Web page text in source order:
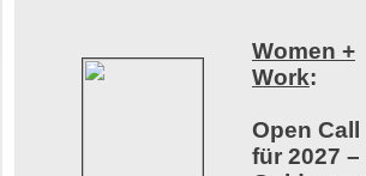
Women +
Work:
Open Call
für 2027 –